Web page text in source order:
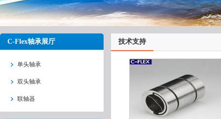
C-Flex轴承展厅
单头轴承
双头轴承
联轴器
技术支持